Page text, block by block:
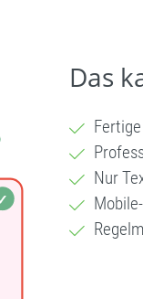
Das
Nur